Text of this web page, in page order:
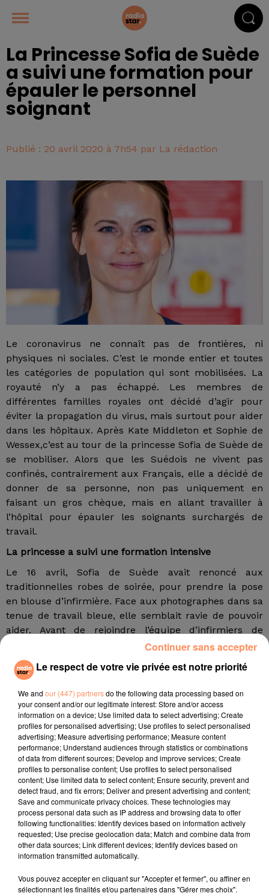
La Princesse Sofia de Suède
a suivi une formation pour
épauler le personnel
soignant
Publié : 20 avril 2020 à 7h54 par La rédaction
Le coronavirus ne connaît pas de frontières, ni
physiques ni sociales. C’est le monde entier et toutes
les catégories de population qui sont mobilisées. La
royauté n’y a pas échappé. Les membres de
différentes familles royales ont décidé d’agir pour
éviter la propagation du virus, mais surtout pour aider
dans les hôpitaux. Après Kate Middleton et Sophie de
Wessex,c’est au tour de la princesse Sofia de Suède de
se mobiliser. Alors que les Suédois ne vivent pas
confinés, contrairement aux Français, elle a décidé de
donner de sa personne, non pas uniquement en
faisant un gros chèque, mais en allant travailler à
l’hôpital pour épauler les soignants surchargés de
travail.
La princesse a suivi une formation intensive
Le 16 avril, Sofia de Suède avait renoncé aux
traditionnelles robes de soirée, pour prendre la pose
en blouse d’infirmière. Face aux photographes dans sa
tenue de travail bleue, elle semblait ravie de pouvoir
aider. Avant de rejoindre l’équipe d’infirmiers de
l’hôpital privé Sophiahemmet à Stockholm et d’y
entamer son premier jour de travail, la princesse a
suivi une formation intensive.
Selon Hello Magazine, l’épouse du Prince Carl Philip a
été formée pendant trois jours au Sophiahemmet
University College, spécialisé dans la formation de
ceux qui n’ont plus d’emploi pendant la crise du
coronavirus comme les employés d’hôtels, de
restaurants ou encore de compagnies aériennes. Une
formation faite en ligne. Mais trois jours ne suffisent
pas à faire d’elle un médecin. Sa mission sera donc
d’assister le personnel hospitalier dans des tâches «
non médicales ». Selon People, elle devrait être
mobilisée principalement pour des actions de
désinfection des locaux, dans cet hôpital qui n’avait
murs.
Le respect de votre vie privée est notre priorité
We and our (447) partnersdo the following data processing based on
your consent and/or our legitimate interest: Store and/or access
information on a device; Use limited data to select advertising; Create
profiles for personalised advertising; Use profiles to select personalised
advertising; Measure advertising performance; Measure content
performance; Understand audiences through statistics or combinations
of data from different sources; Develop and improve services; Create
profiles to personalise content; Use profiles to select personalised
content; Use limited data to select content; Ensure security, prevent and
detect fraud, and fix errors; Deliver and present advertising and content;
Save and communicate privacy choices. These technologies may
process personal data such as IP address and browsing data to offer
following functionalities: Identify devices based on information actively
requested; Use precise geolocation data; Match and combine data from
other data sources; Link different devices; Identify devices based on
information transmitted automatically.
Vous pouvez accepter en cliquant sur "Accepter et fermer", ou affiner en
sélectionnant les finalités et/ou partenaires dans "Gérer mes choix".
Continuer sans accepter